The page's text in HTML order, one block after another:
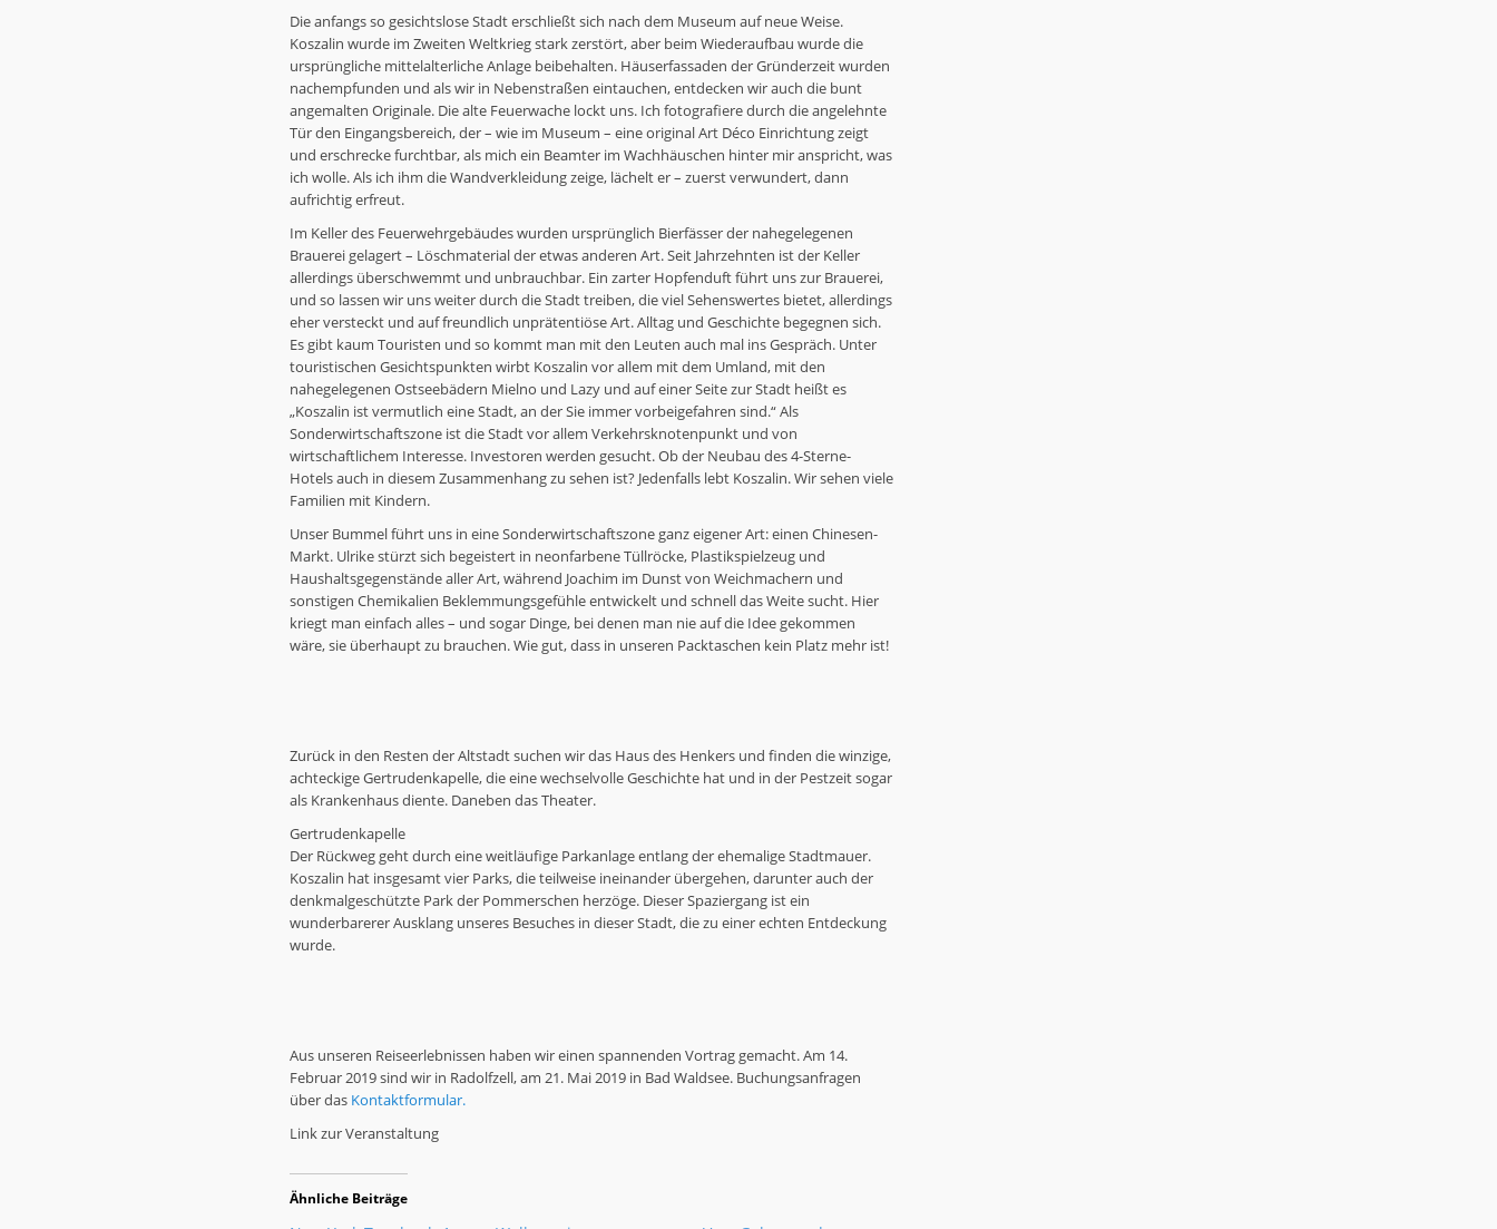
Die anfangs so gesichtslose Stadt erschließt sich nach dem Museum auf neue Weise.
Koszalin wurde im Zweiten Weltkrieg stark zerstört, aber beim Wiederaufbau wurde die
ursprüngliche mittelalterliche Anlage beibehalten. Häuserfassaden der Gründerzeit wurden
nachempfunden und als wir in Nebenstraßen eintauchen, entdecken wir auch die bunt
angemalten Originale. Die alte Feuerwache lockt uns. Ich fotografiere durch die angelehnte
Tür den Eingangsbereich, der – wie im Museum – eine original Art Déco Einrichtung zeigt
und erschrecke furchtbar, als mich ein Beamter im Wachhäuschen hinter mir anspricht, was
ich wolle. Als ich ihm die Wandverkleidung zeige, lächelt er – zuerst verwundert, dann
aufrichtig erfreut.
Im Keller des Feuerwehrgebäudes wurden ursprünglich Bierfässer der nahegelegenen
Brauerei gelagert – Löschmaterial der etwas anderen Art. Seit Jahrzehnten ist der Keller
allerdings überschwemmt und unbrauchbar. Ein zarter Hopfenduft führt uns zur Brauerei,
und so lassen wir uns weiter durch die Stadt treiben, die viel Sehenswertes bietet, allerdings
eher versteckt und auf freundlich unprätentiöse Art. Alltag und Geschichte begegnen sich.
Es gibt kaum Touristen und so kommt man mit den Leuten auch mal ins Gespräch. Unter
touristischen Gesichtspunkten wirbt Koszalin vor allem mit dem Umland, mit den
nahegelegenen Ostseebädern Mielno und Lazy und auf einer Seite zur Stadt heißt es
„Koszalin ist vermutlich eine Stadt, an der Sie immer vorbeigefahren sind.“ Als
Sonderwirtschaftszone ist die Stadt vor allem Verkehrsknotenpunkt und von
wirtschaftlichem Interesse. Investoren werden gesucht. Ob der Neubau des 4-Sterne-
Hotels auch in diesem Zusammenhang zu sehen ist? Jedenfalls lebt Koszalin. Wir sehen viele
Familien mit Kindern.
Unser Bummel führt uns in eine Sonderwirtschaftszone ganz eigener Art: einen Chinesen-
Markt. Ulrike stürzt sich begeistert in neonfarbene Tüllröcke, Plastikspielzeug und
Haushaltsgegenstände aller Art, während Joachim im Dunst von Weichmachern und
sonstigen Chemikalien Beklemmungsgefühle entwickelt und schnell das Weite sucht. Hier
kriegt man einfach alles – und sogar Dinge, bei denen man nie auf die Idee gekommen
wäre, sie überhaupt zu brauchen. Wie gut, dass in unseren Packtaschen kein Platz mehr ist!
Zurück in den Resten der Altstadt suchen wir das Haus des Henkers und finden die winzige,
achteckige Gertrudenkapelle, die eine wechselvolle Geschichte hat und in der Pestzeit sogar
als Krankenhaus diente. Daneben das Theater.
Gertrudenkapelle
Der Rückweg geht durch eine weitläufige Parkanlage entlang der ehemalige Stadtmauer.
Koszalin hat insgesamt vier Parks, die teilweise ineinander übergehen, darunter auch der
denkmalgeschützte Park der Pommerschen herzöge. Dieser Spaziergang ist ein
wunderbarerer Ausklang unseres Besuches in dieser Stadt, die zu einer echten Entdeckung
wurde.
Aus unseren Reiseerlebnissen haben wir einen spannenden Vortrag gemacht. Am 14.
Februar 2019 sind wir in Radolfzell, am 21. Mai 2019 in Bad Waldsee. Buchungsanfragen
über das Kontaktformular.
Link zur Veranstaltung
Ähnliche Beiträge